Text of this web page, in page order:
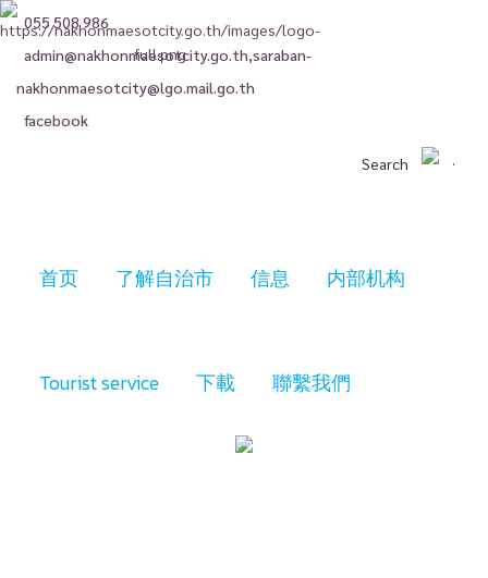
055 508 986
admin@nakhonmaesotcity.go.th,saraban-
nakhonmaesotcity@lgo.mail.go.th
facebook
Search
首页 了解自治市 信息 内部机构
Tourist service 下載 聯繫我們